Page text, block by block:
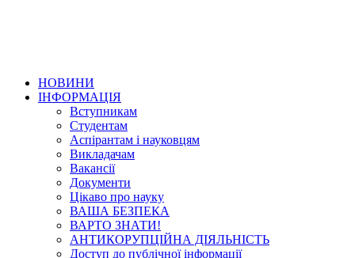
НОВИНИ
ІНФОРМАЦІЯ
Вступникам
Студентам
Аспірантам і науковцям
Викладачам
Вакансії
Документи
Цікаво про науку
ВАША БЕЗПЕКА
ВАРТО ЗНАТИ!
АНТИКОРУПЦІЙНА ДІЯЛЬНІСТЬ
Доступ до публічної інформації